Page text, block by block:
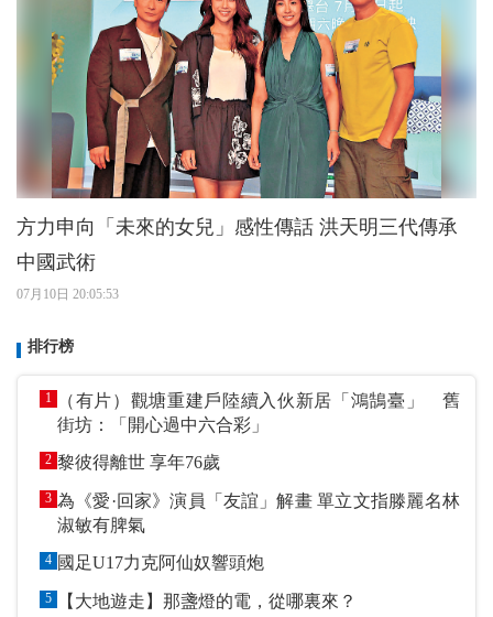
方力申向「未來的女兒」感性傳話 洪天明三代傳承
中國武術
07月10日 20:05:53
排行榜
1
（有片）觀塘重建戶陸續入伙新居「鴻鵠臺」 舊
街坊：「開心過中六合彩」
2 黎彼得離世 享年76歲
3 為《愛·回家》演員「友誼」解畫 單立文指滕麗名林
淑敏有脾氣
4 國足U17力克阿仙奴響頭炮
5 【大地遊走】那盞燈的電，從哪裏來？